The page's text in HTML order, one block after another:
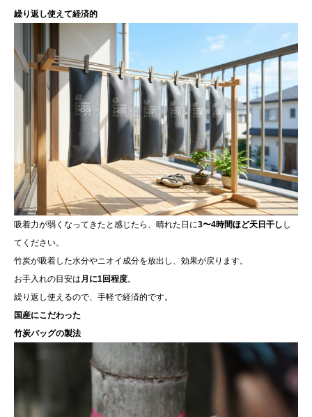
繰り返し使えて経済的
吸着力が弱くなってきたと感じたら、晴れた日に3〜4時間ほど天日干し し
てください。
竹炭が吸着した水分やニオイ成分を放出し、効果が戻ります。
お手入れの目安は月に1回程度。
繰り返し使えるので、手軽で経済的です。
国産にこだわった
竹炭バッグの製法